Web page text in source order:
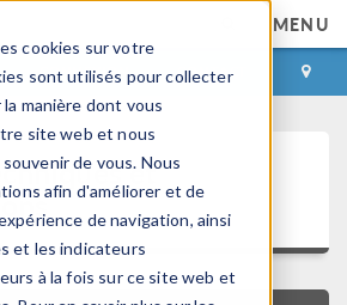
cookies sur votre
sont utilisés pour collecter
manière dont vous
site web et nous
de vous. Nous
afin d'améliorer et de
de navigation, ainsi
et les indicateurs
à la fois sur ce site web et
MENU
CONNEXION CONTACT
et